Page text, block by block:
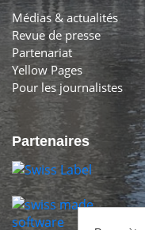
Médias & actualités
Revue de presse
Partenariat
Yellow Pages
Pour les journalistes
Partenaires